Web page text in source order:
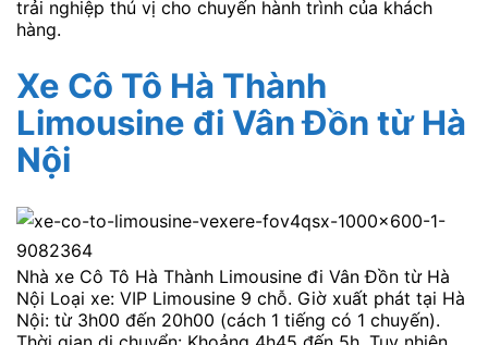
trải nghiệp thú vị cho chuyến hành trình của khách
hàng.
Xe Cô Tô Hà Thành
Limousine đi Vân Đồn từ Hà
Nội
Nhà xe Cô Tô Hà Thành Limousine đi Vân Đồn từ Hà
Nội Loại xe: VIP Limousine 9 chỗ. Giờ xuất phát tại Hà
Nội: từ 3h00 đến 20h00 (cách 1 tiếng có 1 chuyến).